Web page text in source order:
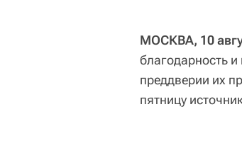
МОСКВА, 10
благодарность
преддверии их
пятницу